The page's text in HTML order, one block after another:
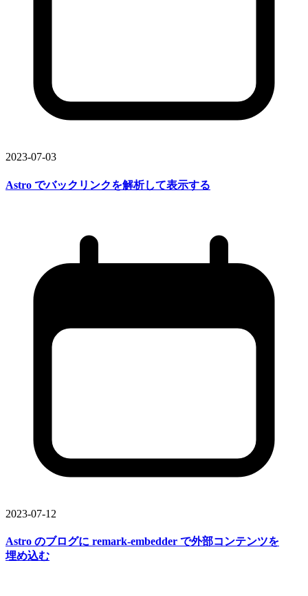
2023-07-03
Astro でバックリンクを解析して表示する
2023-07-12
Astro のブログに remark-embedder で外部コンテンツを
埋め込む